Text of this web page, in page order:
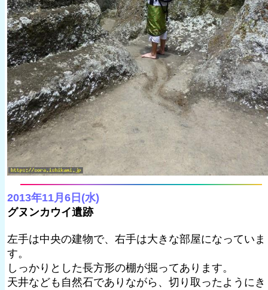
2013年11月6日(水)
グヌンカウイ遺跡
左手は中央の建物で、右手は大きな部屋になっていま
す。
しっかりとした長方形の棚が掘ってあります。
天井なども自然石でありながら、切り取ったようにき